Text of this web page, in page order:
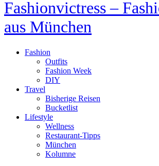
Fashionvictress –
aus München
Fashion
Outfits
Fashion Week
DIY
Travel
Bisherige Reisen
Bucketlist
Lifestyle
Wellness
Restaurant-Tipps
München
Kolumne